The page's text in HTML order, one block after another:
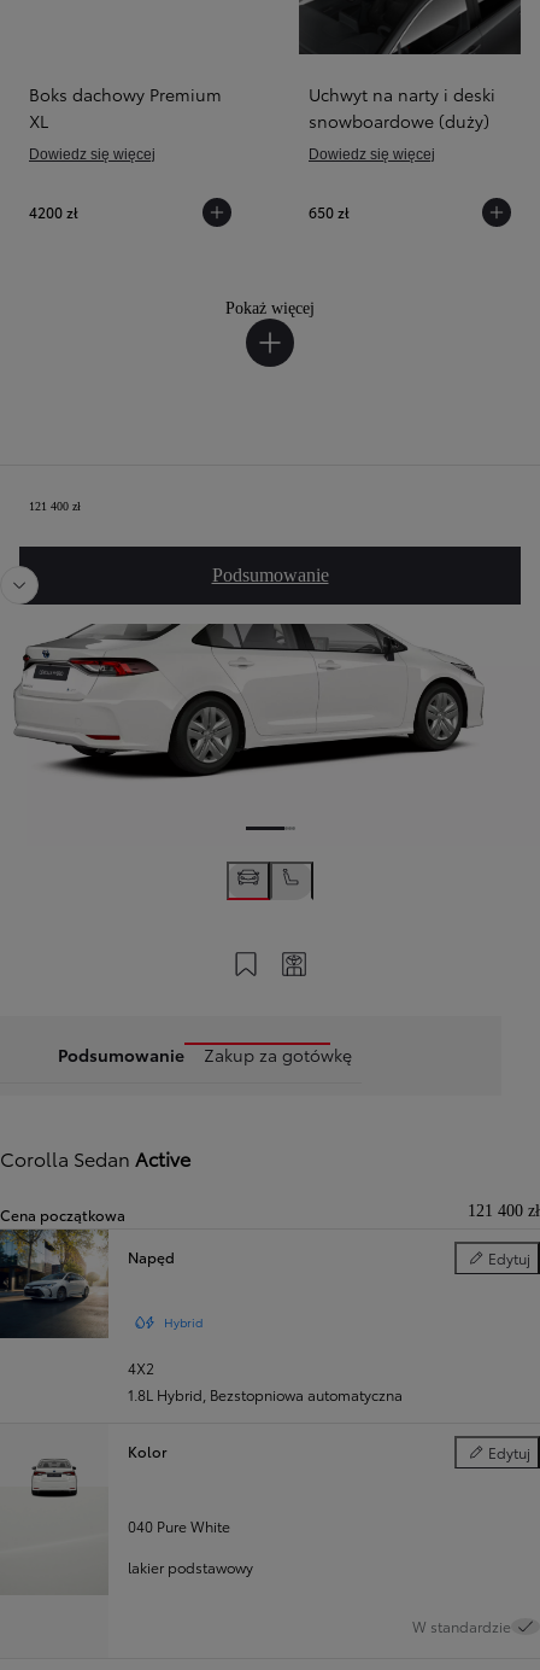
Boks dachowy Premium
XL
Dowiedz się więcej
4200 zł
Uchwyt na narty i deski
snowboardowe (duży)
Dowiedz się więcej
650 zł
Pokaż więcej
121 400 zł
Podsumowanie
Twoja konfiguracja
Poprzedni
Zapisz na swoim koncie
Podsumowanie Zakup za gotówkę
Corolla Sedan Active
Cena początkowa 121 400 zł
Napęd Edytuj
Napęd
Hybrid
4X2
1.8L Hybrid Bezstopniowa automatyczna
Kolor Edytuj
Kolor
040 Pure White
lakier podstawowy
W standardzie